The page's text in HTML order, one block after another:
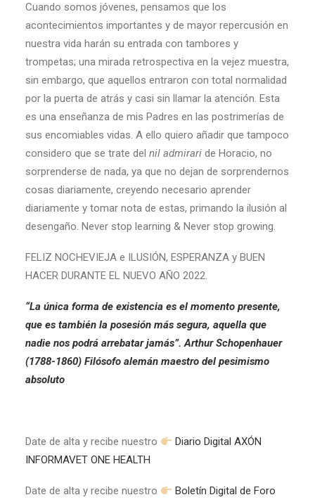
Cuando somos jóvenes, pensamos que los
acontecimientos importantes y de mayor repercusión en
nuestra vida harán su entrada con tambores y
trompetas; una mirada retrospectiva en la vejez muestra,
sin embargo, que aquellos entraron con total normalidad
por la puerta de atrás y casi sin llamar la atención. Esta
es una enseñanza de mis Padres en las postrimerías de
sus encomiables vidas. A ello quiero añadir que tampoco
considero que se trate del nil admirari de Horacio, no
sorprenderse de nada, ya que no dejan de sorprendernos
cosas diariamente, creyendo necesario aprender
diariamente y tomar nota de estas, primando la ilusión al
desengaño. Never stop learning & Never stop growing.
FELIZ NOCHEVIEJA e ILUSIÓN, ESPERANZA y BUEN
HACER DURANTE EL NUEVO AÑO 2022.
“La única forma de existencia es el momento presente,
que es también la posesión más segura, aquella que
nadie nos podrá arrebatar jamás”. Arthur Schopenhauer
(1788-1860) Filósofo alemán maestro del pesimismo
absoluto
Date de alta y recibe nuestro
Diario Digital AXÓN
INFORMAVET ONE HEALTH
Date de alta y recibe nuestro
Boletín Digital de Foro